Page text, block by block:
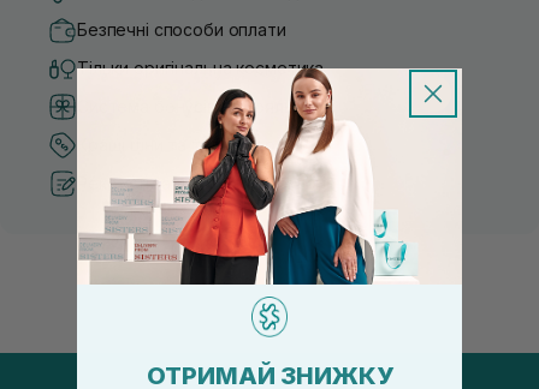
Безпечні способи оплати
Тільки оригінальна косметика
Система бонусів та лояльності
Кращі ціни та топ товари
Рекомендації від косметологів
ОТРИМАЙ ЗНИЖКУ